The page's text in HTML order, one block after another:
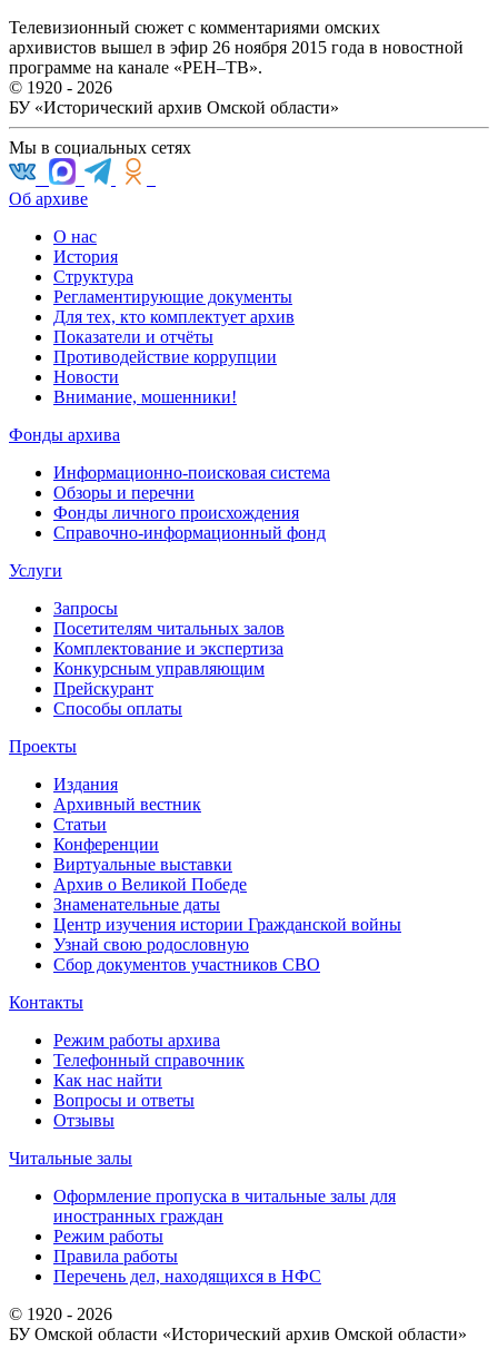
Телевизионный сюжет с комментариями омских
архивистов вышел в эфир 26 ноября 2015 года в новостной
программе на канале «РЕН–ТВ».
© 1920 - 2026
БУ «Исторический архив Омской области»
Мы в социальных сетях
Об архиве
О нас
История
Структура
Регламентирующие документы
Для тех, кто комплектует архив
Показатели и отчёты
Противодействие коррупции
Новости
Внимание, мошенники!
Фонды архива
Информационно-поисковая система
Обзоры и перечни
Фонды личного происхождения
Справочно-информационный фонд
Услуги
Запросы
Посетителям читальных залов
Комплектование и экспертиза
Конкурсным управляющим
Прейскурант
Способы оплаты
Проекты
Издания
Архивный вестник
Статьи
Конференции
Виртуальные выставки
Архив о Великой Победе
Знаменательные даты
Центр изучения истории Гражданской войны
Узнай свою родословную
Сбор документов участников СВО
Контакты
Режим работы архива
Телефонный справочник
Как нас найти
Вопросы и ответы
Отзывы
Читальные залы
Оформление пропуска в читальные залы для
иностранных граждан
Режим работы
Правила работы
Перечень дел, находящихся в НФС
© 1920 - 2026
БУ Омской области «Исторический архив Омской области»